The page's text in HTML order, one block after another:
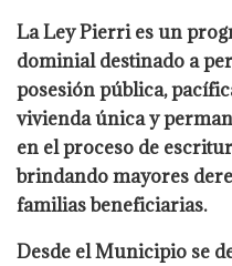
La Ley Pierri es un
dominial destinado a
posesión pública,
vivienda única y
en el proceso de
brindando mayores
familias beneficiarias.
Desde el Municipio se